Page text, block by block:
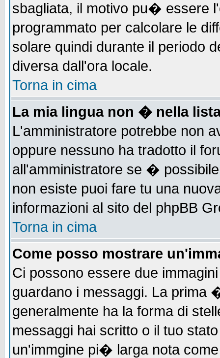
sbagliata, il motivo pu� essere
programmato per calcolare le
solare quindi durante il periodo
diversa dall'ora locale.
Torna in cima
La mia lingua non � nella
L'amministratore potrebbe non
oppure nessuno ha tradotto il
all'amministratore se �
non esiste puoi fare tu una
informazioni al sito del phpBB
Torna in cima
Come posso mostrare
Ci possono essere due
guardano i messaggi. La prima
generalmente ha la forma di
messaggi hai scritto o il tuo
un'immgine pi� larga nota